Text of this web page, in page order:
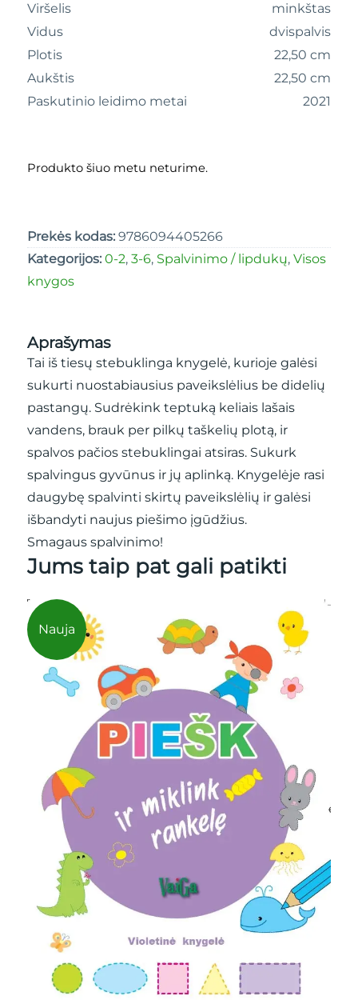
Viršelis
minkštas
Vidus
dvispalvis
Plotis
22,50 cm
Aukštis
22,50 cm
Paskutinio leidimo metai
2021
Produkto šiuo metu neturime.
Prekės kodas: 9786094405266
Kategorijos: 0-2, 3-6, Spalvinimo / lipdukų, Visos
knygos
Aprašymas
Tai iš tiesų stebuklinga knygelė, kurioje galėsi
sukurti nuostabiausius paveikslėlius be didelių
pastangų. Sudrėkink teptuką keliais lašais
vandens, brauk per pilkų taškelių plotą, ir
spalvos pačios stebuklingai atsiras. Sukurk
spalvingus gyvūnus ir jų aplinką. Knygelėje rasi
daugybę spalvinti skirtų paveikslėlių ir galėsi
išbandyti naujus piešimo įgūdžius.
Smagaus spalvinimo!
Jums taip pat gali patikti
Nauja